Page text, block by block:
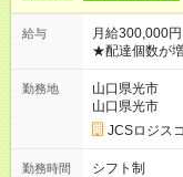
給与
月給300,000
★配達個数が
ど！ ・主要都市エリア 月収55万円／週5日稼働 月収65万~112
万円／週6日稼働 ・地方郊外エリア 月収40万円／週5日稼
収40万円~50万円／週6日稼働
円 (27歳男性/
(日休み) ■月収80万円(43歳男性/墨田区在住)※元営業 1日200個
勤務地
山口県光市
山口県光市
JCSロジス
勤務時間
シフト制